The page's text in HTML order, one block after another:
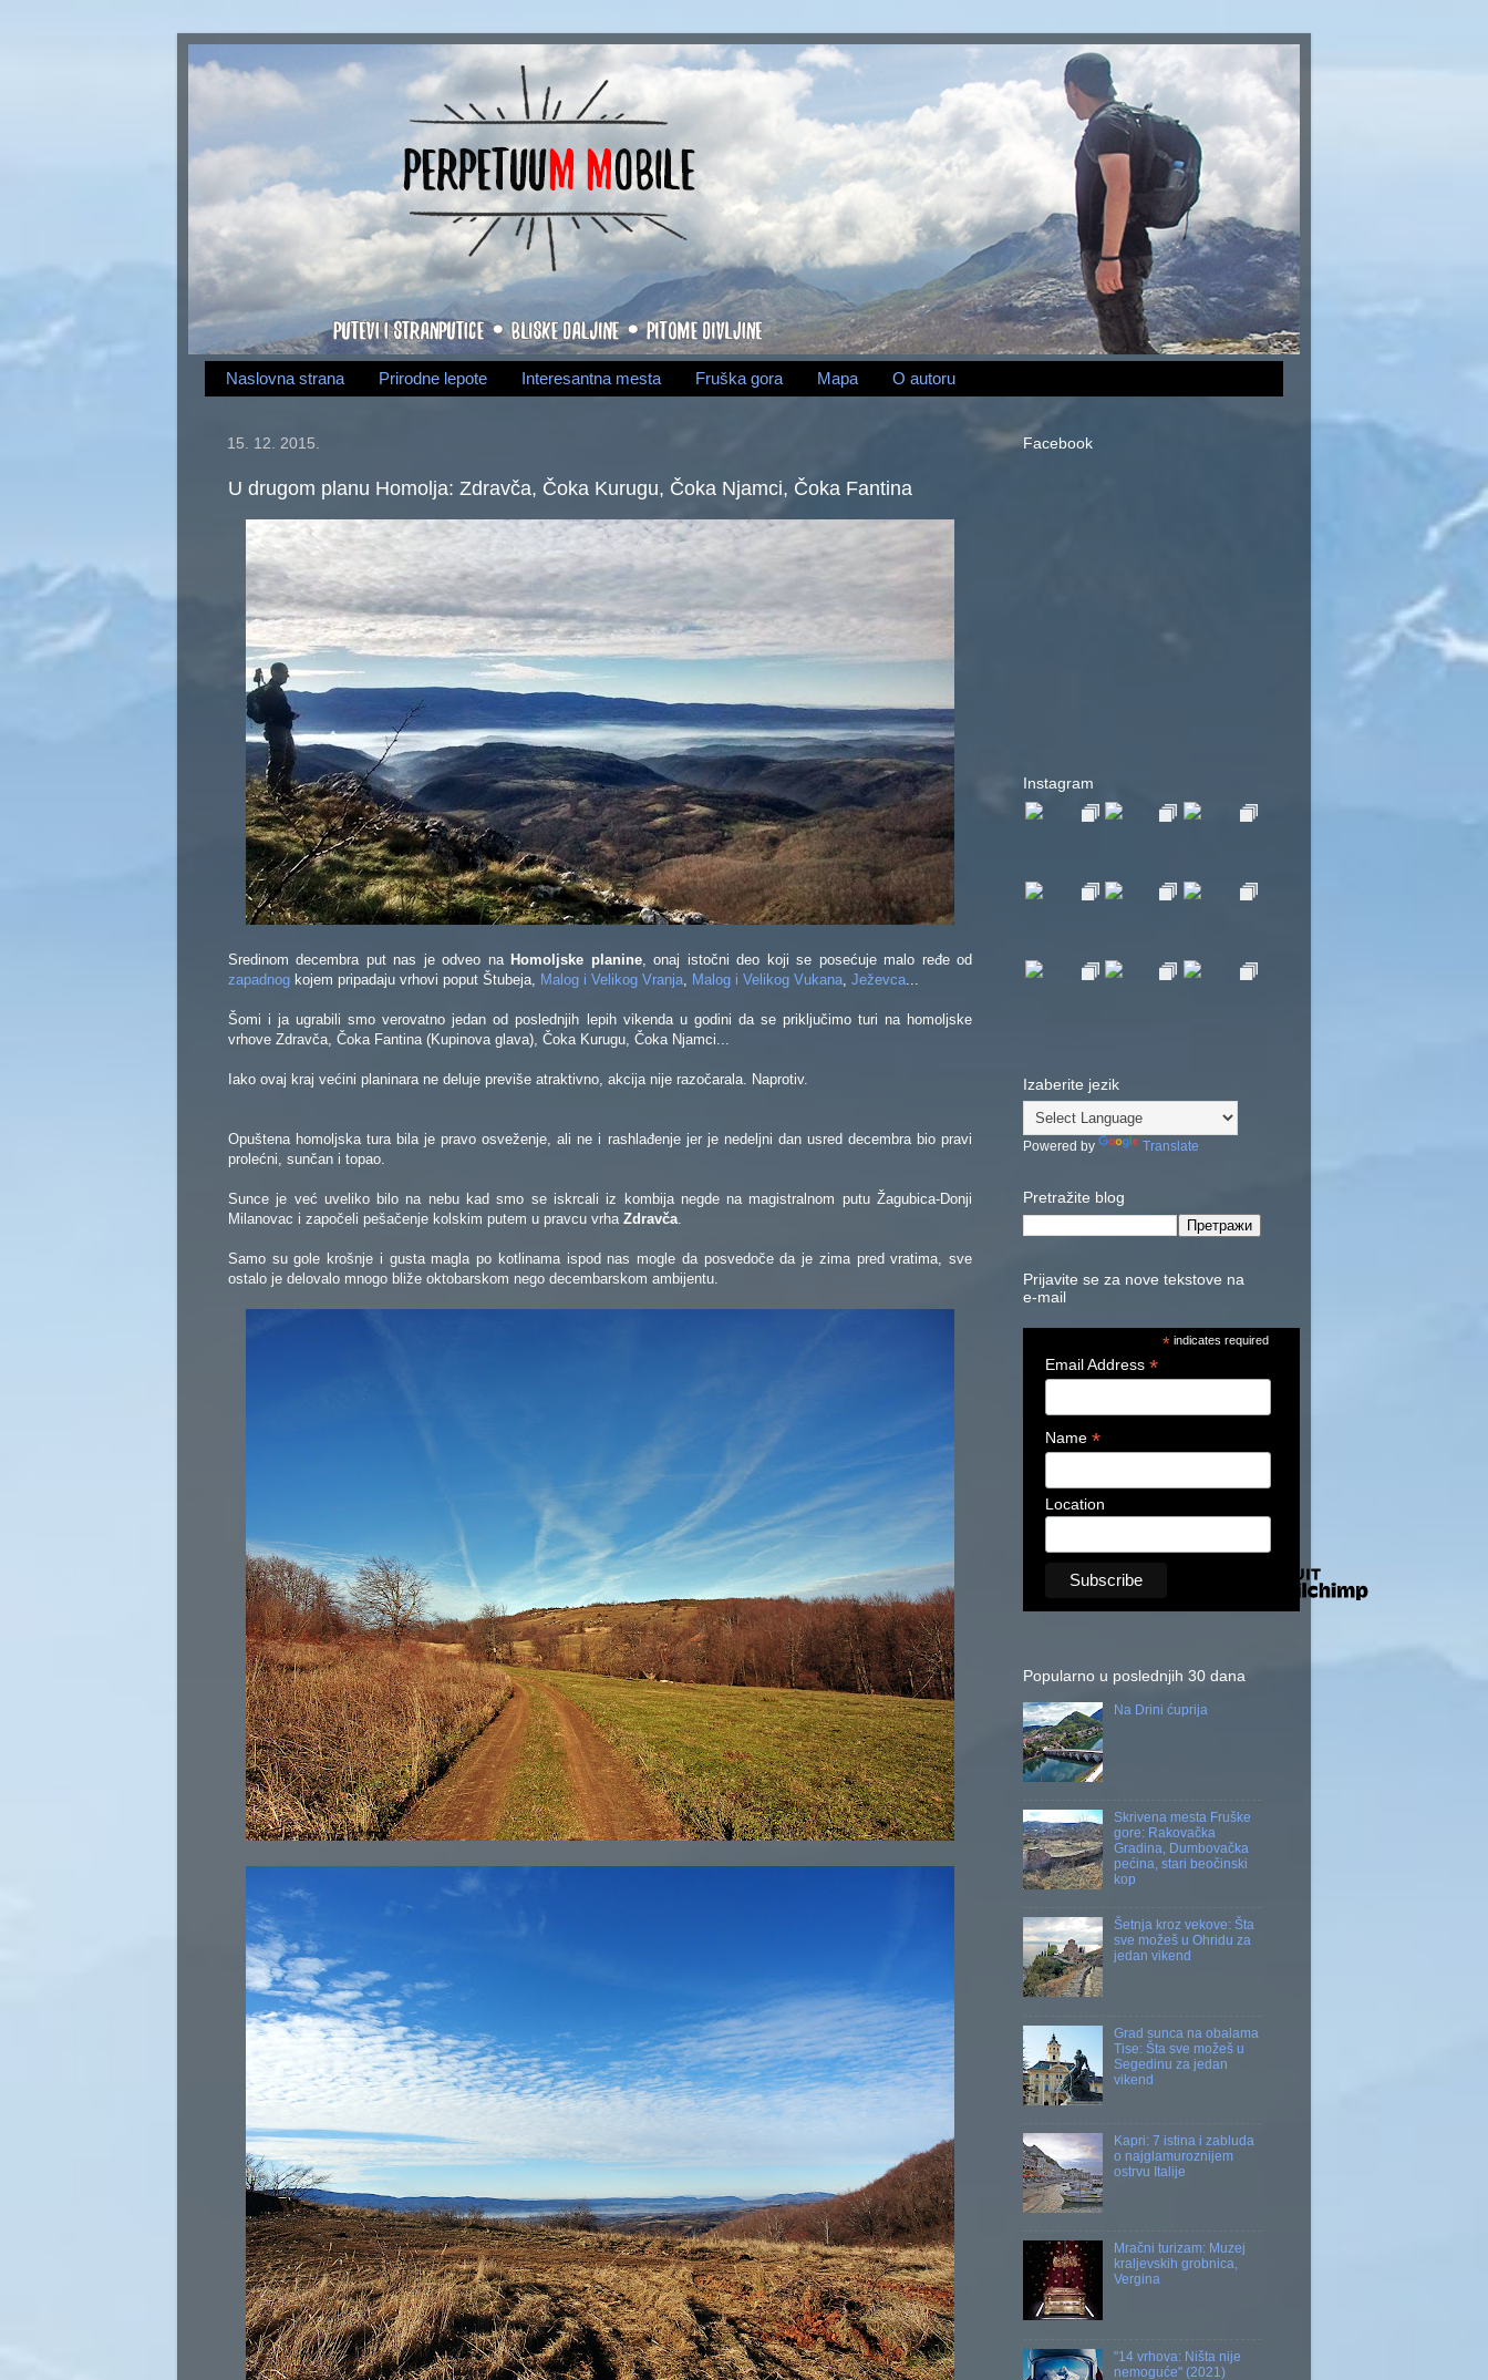
Naslovna strana Prirodne lepote Interesantna mesta Fruška gora Mapa O autoru
15. 12. 2015.
U drugom planu Homolja: Zdravča, Čoka Kurugu, Čoka Njamci, Čoka Fantina
Sredinom decembra put nas je odveo na Homoljske planine, onaj istočni deo koji se posećuje malo ređe od
zapadnog kojem pripadaju vrhovi poput Štubeja, Malog i Velikog Vranja, Malog i Velikog Vukana, Ježevca...
Šomi i ja ugrabili smo verovatno jedan od poslednjih lepih vikenda u godini da se priključimo turi na homoljske
vrhove Zdravča, Čoka Fantina (Kupinova glava), Čoka Kurugu, Čoka Njamci...
Iako ovaj kraj većini planinara ne deluje previše atraktivno, akcija nije razočarala. Naprotiv.
Opuštena homoljska tura bila je pravo osveženje, ali ne i rashlađenje jer je nedeljni dan usred decembra bio pravi
prolećni, sunčan i topao.
Sunce je već uveliko bilo na nebu kad smo se iskrcali iz kombija negde na magistralnom putu Žagubica-Donji
Milanovac i započeli pešačenje kolskim putem u pravcu vrha Zdravča.
Samo su gole krošnje i gusta magla po kotlinama ispod nas mogle da posvedoče da je zima pred vratima, sve
ostalo je delovalo mnogo bliže oktobarskom nego decembarskom ambijentu.
Facebook
Instagram
Izaberite jezik
Powered by Translate
Pretražite blog
Prijavite se za nove tekstove na
e-mail
*indicates required
Email Address *
Name *
Location
Popularno u poslednjih 30 dana
Na Drini ćuprija
Skrivena mesta Fruške
gore: Rakovačka
Gradina, Dumbovačka
pećina, stari beočinski
kop
Šetnja kroz vekove: Šta
sve možeš u Ohridu za
jedan vikend
Grad sunca na obalama
Tise: Šta sve možeš u
Segedinu za jedan
vikend
Kapri: 7 istina i zabluda
o najglamuroznijem
ostrvu Italije
Mračni turizam: Muzej
kraljevskih grobnica,
Vergina
"14 vrhova: Ništa nije
nemoguće" (2021)